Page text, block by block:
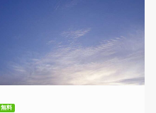
無料ダウンロード
無料